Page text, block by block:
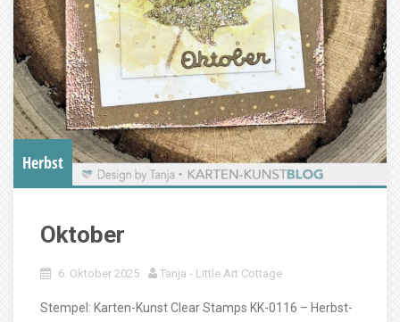
Herbst
Oktober
6. Oktober 2025 Tanja - Little Art Cottage
Stempel: Karten-Kunst Clear Stamps KK-0116 – Herbst-